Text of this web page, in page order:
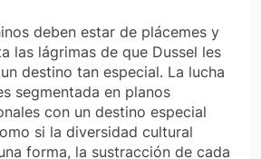
deben estar de plácemes y
las lágrimas de que Dussel les
destino tan especial. La lucha
segmentada en planos
con un destino especial
si la diversidad cultural
forma, la sustracción de cada